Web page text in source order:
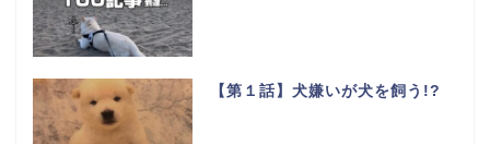
【第１話】犬嫌いが犬を飼う!?